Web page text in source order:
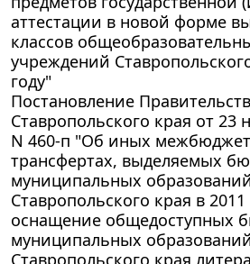
аттестации в новой форме
классов
учреждений
году"
Постановление
Ставропольского края от 23
N 460-п "Об иных
трансфертах, выделяемых
муниципальных образований
Ставропольского края в 2011
оснащение общедоступных
муниципальных образований
Ставропольского края